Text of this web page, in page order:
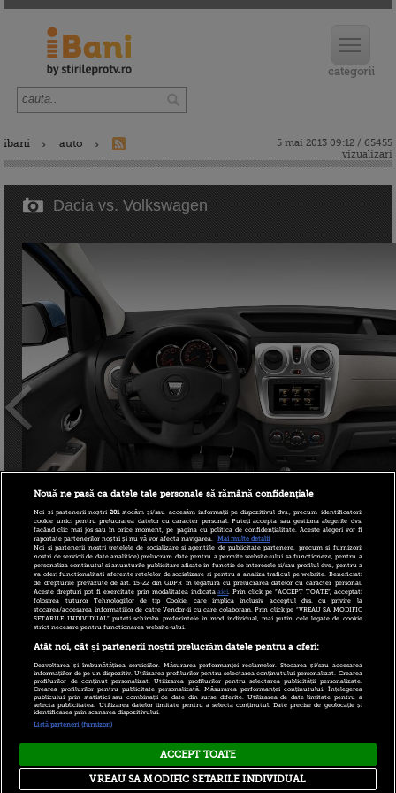
ibani auto
5 mai 2013 09:12 / 65455
vizualizari
Dacia vs. Volkswagen
autor:Alexandru Banu
Copyright © 2026 PRO TV S.R.L |Politica de Cookie|
Politica Confidentialitate| RSS
Nouă ne pasă ca datele tale personale să rămână confidențiale
Noi și partenerii noștri201stocăm și/sau accesăm informații pe dispozitivul dvs., precum identificatorii
cookie unici pentru prelucrarea datelor cu caracter personal. Puteți accepta sau gestiona alegerile dvs.
făcând clic mai jos sau în orice moment, pe pagina cu politica de confidențialitate. Aceste alegeri vor fi
raportate partenerilor noștri și nu vă vor afecta navigarea.
Mai multe detalii
Noi si partenerii nostri (retelele de socializare si agentiile de publicitate partenere, precum si furnizorii
nostri de servicii de date analitice) prelucram date pentru a permite website-ului sa functioneze, pentru a
personaliza continutul si anunturile publicitare afisate in functie de interesele si/sau profilul dvs., pentru a
va oferi functionalitati aferente retelelor de socializare si pentru a analiza traficul pe website. Beneficiati
de drepturile prevazute de art. 15-22 din GDPR in legatura cu prelucrarea datelor cu caracter personal.
Aceste drepturi pot fi exercitate prin modalitatea indicataaici. Prin click pe “ACCEPT TOATE”, acceptati
folosirea tuturor Tehnologiilor de tip Cookie, care implica inclusiv acceptul dvs. cu privire la
stocarea/accesarea informatiilor de catre Vendor-ii cu care colaboram. Prin click pe “VREAU SA MODIFIC
SETARILE INDIVIDUAL” puteti schimba preferintele in mod individual, mai putin cele legate de cookie
strict necesare pentru functionarea website-ului.
Atât noi, cât și partenerii noștri prelucrăm datele pentru a oferi:
Dezvoltarea și îmbunătățirea serviciilor. Măsurarea performanței reclamelor. Stocarea și/sau accesarea
informațiilor de pe un dispozitiv. Utilizarea profilurilor pentru selectarea conținutului personalizat. Crearea
profilurilor de conținut personalizat. Utilizarea profilurilor pentru selectarea publicității personalizate.
Crearea profilurilor pentru publicitate personalizată. Măsurarea performanței conținutului. Înțelegerea
publicului prin statistici sau combinații de date din surse diferite. Utilizarea de date limitate pentru a
selecta publicitatea. Utilizarea datelor limitate pentru a selecta conținutul. Date precise de geolocație și
identificarea prin scanarea dispozitivului.
Listă parteneri (furnizori)
ACCEPT TOATE
VREAU SA MODIFIC SETARILE INDIVIDUAL